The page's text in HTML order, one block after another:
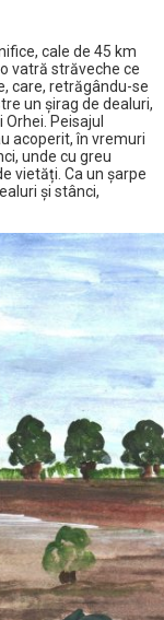
cale de 45 km
vatră străveche ce
care, retrăgându-se
un șirag de dealuri,
Peisajul
acoperit, în vremuri
unde cu greu
vietăți. Ca un șarpe
și stânci,